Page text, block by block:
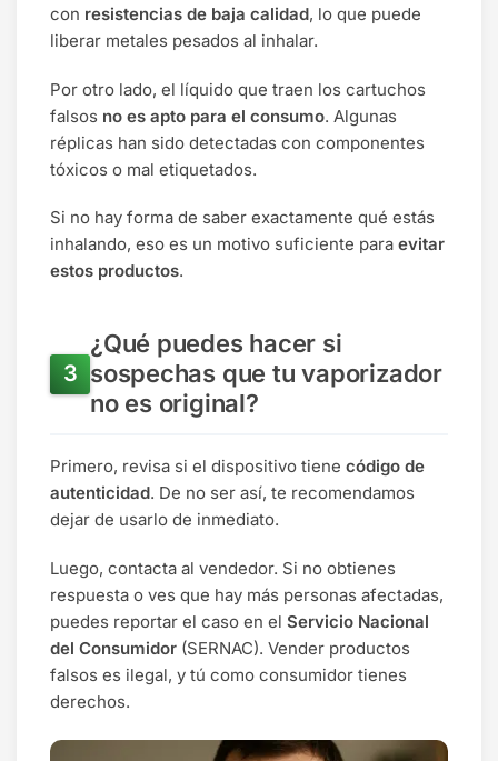
con resistencias de baja calidad, lo que puede
liberar metales pesados al inhalar.
Por otro lado, el líquido que traen los cartuchos
falsos no es apto para el consumo. Algunas
réplicas han sido detectadas con componentes
tóxicos o mal etiquetados.
Si no hay forma de saber exactamente qué estás
inhalando, eso es un motivo suficiente para evitar
estos productos.
¿Qué puedes hacer si
sospechas que tu vaporizador
no es original?
Primero, revisa si el dispositivo tiene código de
autenticidad. De no ser así, te recomendamos
dejar de usarlo de inmediato.
Luego, contacta al vendedor. Si no obtienes
respuesta o ves que hay más personas afectadas,
puedes reportar el caso en el Servicio Nacional
del Consumidor (SERNAC). Vender productos
falsos es ilegal, y tú como consumidor tienes
derechos.